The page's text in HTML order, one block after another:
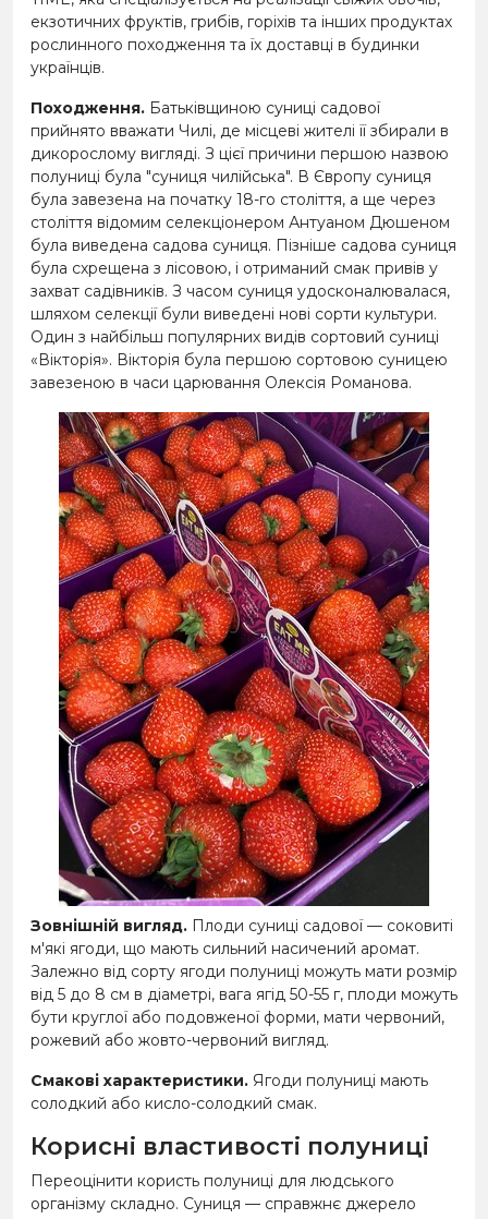
екзотичних фруктів, грибів, горіхів та інших продуктах
рослинного походження та їх доставці в будинки
українців.
Походження. Батьківщиною суниці садової
прийнято вважати Чилі, де місцеві жителі її збирали в
дикорослому вигляді. З цієї причини першою назвою
полуниці була "суниця чилійська". В Європу суниця
була завезена на початку 18-го століття, а ще через
століття відомим селекціонером Антуаном Дюшеном
була виведена садова суниця. Пізніше садова суниця
була схрещена з лісовою, і отриманий смак привів у
захват садівників. З часом суниця удосконалювалася,
шляхом селекції були виведені нові сорти культури.
Один з найбільш популярних видів сортовий суниці
«Вікторія». Вікторія була першою сортовою суницею
завезеною в часи царювання Олексія Романова.
Зовнішній вигляд. Плоди суниці садової— соковиті
м'які ягоди, що мають сильний насичений аромат.
Залежно від сорту ягоди полуниці можуть мати розмір
від 5 до 8 см в діаметрі, вага ягід 50-55 г, плоди можуть
бути круглої або подовженої форми, мати червоний,
рожевий або жовто-червоний вигляд.
Смакові характеристики. Ягоди полуниці мають
солодкий або кисло-солодкий смак.
Корисні властивості полуниці
Переоцінити користь полуниці для людського
організму складно. Суниця — справжнє джерело